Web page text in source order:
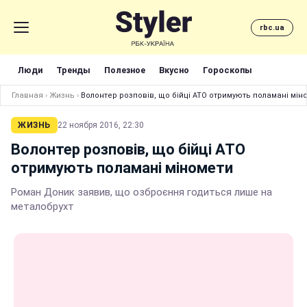
rbc.ua
Люди Тренды Полезное Вкусно Гороскопы
Главная › Жизнь › Волонтер розповів, що бійці АТО отримують поламані
ЖИЗНЬ 22 ноября 2016, 22:30
Волонтер розповів, що бійці АТО
отримують поламані міномети
Роман Доник заявив, що озброєння годиться лише на
металобрухт